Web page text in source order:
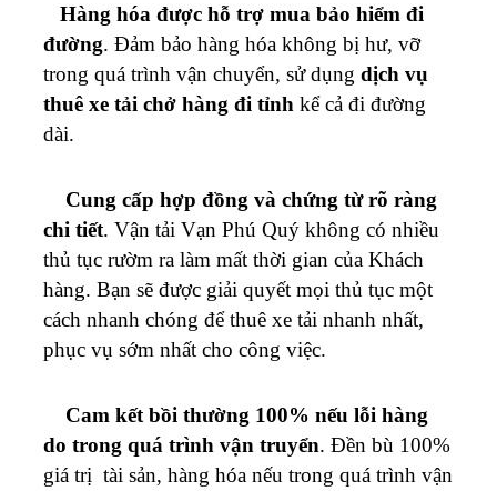
Hàng hóa được hỗ trợ mua bảo hiểm đi
đường. Đảm bảo hàng hóa không bị hư, vỡ
trong quá trình vận chuyển, sử dụng dịch vụ
thuê xe tải chở hàng đi tỉnh kể cả đi đường
dài.
Cung cấp hợp đồng và chứng từ rõ ràng
chi tiết. Vận tải Vạn Phú Quý không có nhiều
thủ tục rườm ra làm mất thời gian của Khách
hàng. Bạn sẽ được giải quyết mọi thủ tục một
cách nhanh chóng để thuê xe tải nhanh nhất,
phục vụ sớm nhất cho công việc.
Cam kết bồi thường 100% nếu lỗi hàng
do trong quá trình vận truyển. Đền bù 100%
giá trị tài sản, hàng hóa nếu trong quá trình vận